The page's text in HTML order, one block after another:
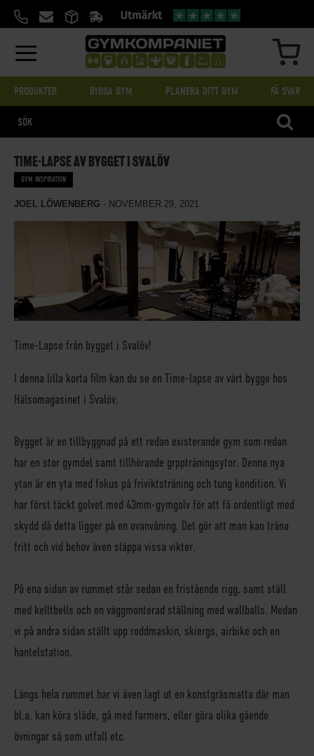
TILL
PRODUKTER BYGGA GYM PLANERA DITT GYM FÅ SVAR
TIME-LAPSE AV BYGGET I SVALÖV
GYM INSPIRATION
JOEL LÖWENBERG - NOVEMBER 29, 2021
Time-Lapse från bygget i Svalöv!
I denna lilla korta film kan du se en Time-lapse av vårt bygge hos
Hälsomagasinet i Svalöv.
Bygget är en tillbyggnad på ett redan existerande gym som redan
har en stor gymdel samt tillhörande grppträningsytor. Denna nya
ytan är en yta med fokus på friviktsträning och tung kondition. Vi
har först täckt golvet med 43mm-gymgolv för att få ordentligt med
skydd då detta ligger på en ovanvåning. Det gör att man kan träna
fritt och vid behov även släppa vissa vikter.
På ena sidan av rummet står sedan en fristående rigg, samt ställ
med kelltbells och en väggmonterad ställning med wallballs. Medan
vi på andra sidan ställt upp roddmaskin, skiergs, airbike och en
hantelstation.
Längs hela rummet har vi även lagt ut en konstgräsmatta där man
bl.a. kan köra släde, gå med farmers, eller göra olika gående
övningar så som utfall etc.